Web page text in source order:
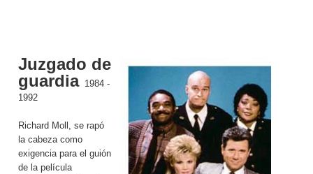
Juzgado de
guardia1984 -
1992
Richard Moll, se rapó
la cabeza como
exigencia para el guión
de la película